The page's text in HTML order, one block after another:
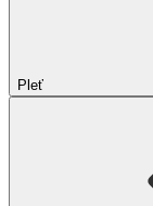
Pleť